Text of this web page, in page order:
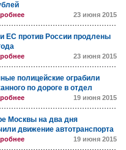
23 июня 2015
ЕС против России продлены
23 июня 2015
полицейские ограбили
по дороге в отдел
19 июня 2015
Москвы на два дня
движение автотранспорта
19 июня 2015